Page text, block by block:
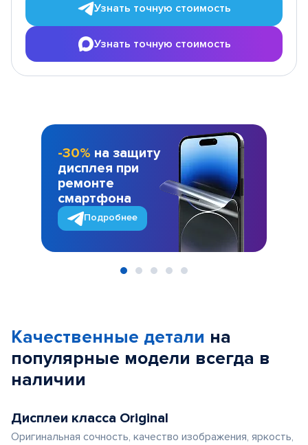
Узнать точную стоимость
Узнать точную стоимость
-30% на защиту
дисплея при
ремонте
смартфона
Подробнее
Качественные детали на
популярные модели всегда в
наличии
Дисплеи класса Original
Оригинальная сочность, качество изображения, яркость,